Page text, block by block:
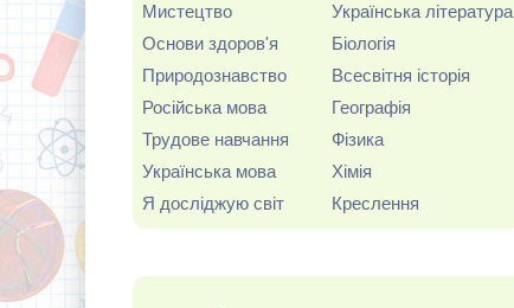
Мистецтво
Основи здоров'я
Природознавство
Російська мова
Трудове навчання
Українська мова
Я досліджую світ
Українська література
Біологія
Всесвітня історія
Географія
Фізика
Хімія
Креслення